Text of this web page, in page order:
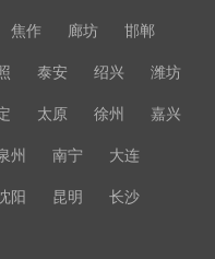
焦作 廊坊 邯郸
泰安 绍兴 潍坊
太原 徐州 嘉兴
州 南宁 大连
阳 昆明 长沙